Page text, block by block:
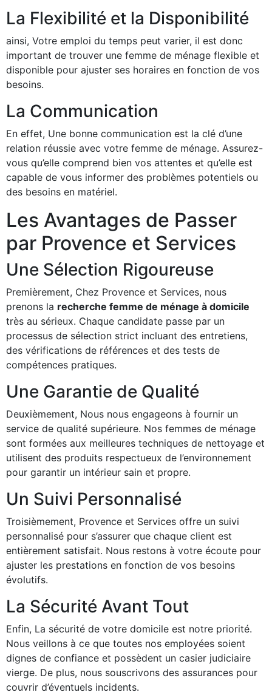
La Flexibilité et la Disponibilité
ainsi, Votre emploi du temps peut varier, il est donc
important de trouver une femme de ménage flexible et
disponible pour ajuster ses horaires en fonction de vos
besoins.
La Communication
En effet, Une bonne communication est la clé d’une
relation réussie avec votre femme de ménage. Assurez-
vous qu’elle comprend bien vos attentes et qu’elle est
capable de vous informer des problèmes potentiels ou
des besoins en matériel.
Les Avantages de Passer
par Provence et Services
Une Sélection Rigoureuse
Premièrement, Chez Provence et Services, nous
prenons la recherche femme de ménage à domicile
très au sérieux. Chaque candidate passe par un
processus de sélection strict incluant des entretiens,
des vérifications de références et des tests de
compétences pratiques.
Une Garantie de Qualité
Deuxièmement, Nous nous engageons à fournir un
service de qualité supérieure. Nos femmes de ménage
sont formées aux meilleures techniques de nettoyage et
utilisent des produits respectueux de l’environnement
pour garantir un intérieur sain et propre.
Un Suivi Personnalisé
Troisièmement, Provence et Services offre un suivi
personnalisé pour s’assurer que chaque client est
entièrement satisfait. Nous restons à votre écoute pour
ajuster les prestations en fonction de vos besoins
évolutifs.
La Sécurité Avant Tout
Enfin, La sécurité de votre domicile est notre priorité.
Nous veillons à ce que toutes nos employées soient
dignes de confiance et possèdent un casier judiciaire
vierge. De plus, nous souscrivons des assurances pour
couvrir d’éventuels incidents.